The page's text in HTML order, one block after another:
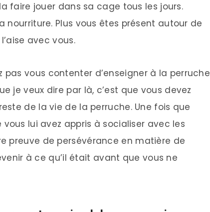
faire jouer dans sa cage tous les jours.
nourriture. Plus vous êtes présent autour de
avec vous.
pas vous contenter d’enseigner à la perruche
je veux dire par là, c’est que vous devez
de la vie de la perruche. Une fois que
lui avez appris à socialiser avec les
preuve de persévérance en matière de
à ce qu’il était avant que vous ne